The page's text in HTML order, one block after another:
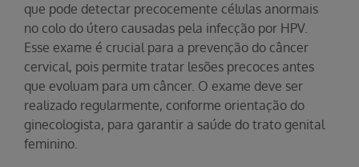
que pode detectar precocemente células anormais
no colo do útero causadas pela infecção por HPV.
Esse exame é crucial para a prevenção do câncer
cervical, pois permite tratar lesões precoces antes
que evoluam para um câncer. O exame deve ser
realizado regularmente, conforme orientação do
ginecologista, para garantir a saúde do trato genital
feminino.